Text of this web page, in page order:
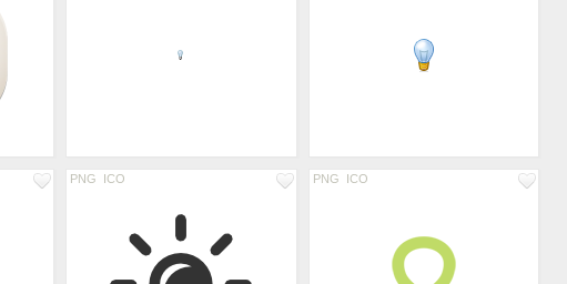
PNG ICO PNG ICO